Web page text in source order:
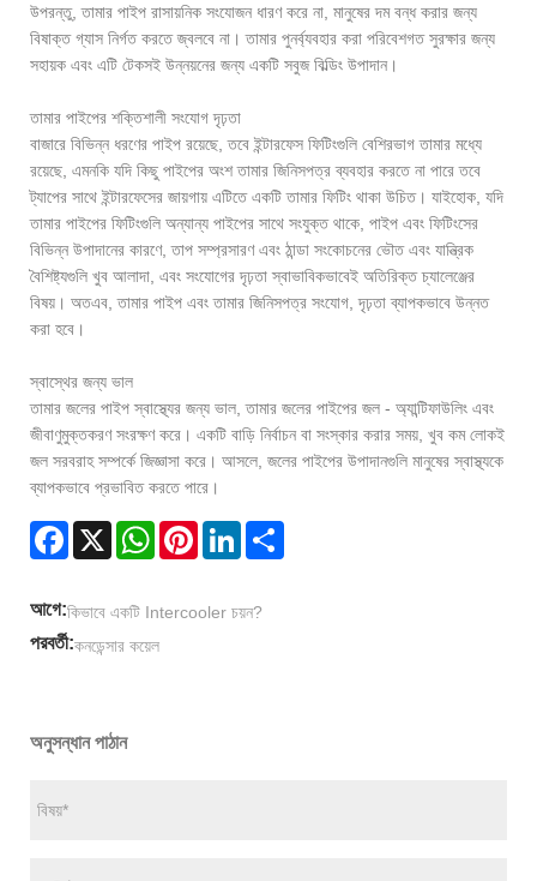
উপরন্তু, তামার পাইপ রাসায়নিক সংযোজন ধারণ করে না, মানুষের দম বন্ধ করার জন্য
বিষাক্ত গ্যাস নির্গত করতে জ্বলবে না। তামার পুনর্ব্যবহার করা পরিবেশগত সুরক্ষার জন্য
সহায়ক এবং এটি টেকসই উন্নয়নের জন্য একটি সবুজ বিল্ডিং উপাদান।
তামার পাইপের শক্তিশালী সংযোগ দৃঢ়তা
বাজারে বিভিন্ন ধরণের পাইপ রয়েছে, তবে ইন্টারফেস ফিটিংগুলি বেশিরভাগ তামার মধ্যে
রয়েছে, এমনকি যদি কিছু পাইপের অংশ তামার জিনিসপত্র ব্যবহার করতে না পারে তবে
ট্যাপের সাথে ইন্টারফেসের জায়গায় এটিতে একটি তামার ফিটিং থাকা উচিত। যাইহোক, যদি
তামার পাইপের ফিটিংগুলি অন্যান্য পাইপের সাথে সংযুক্ত থাকে, পাইপ এবং ফিটিংসের
বিভিন্ন উপাদানের কারণে, তাপ সম্প্রসারণ এবং ঠান্ডা সংকোচনের ভৌত এবং যান্ত্রিক
বৈশিষ্ট্যগুলি খুব আলাদা, এবং সংযোগের দৃঢ়তা স্বাভাবিকভাবেই অতিরিক্ত চ্যালেঞ্জের
বিষয়। অতএব, তামার পাইপ এবং তামার জিনিসপত্র সংযোগ, দৃঢ়তা ব্যাপকভাবে উন্নত
করা হবে।
স্বাস্থের জন্য ভাল
তামার জলের পাইপ স্বাস্থ্যের জন্য ভাল, তামার জলের পাইপের জল - অ্যান্টিফাউলিং এবং
জীবাণুমুক্তকরণ সংরক্ষণ করে। একটি বাড়ি নির্বাচন বা সংস্কার করার সময়, খুব কম লোকই
জল সরবরাহ সম্পর্কে জিজ্ঞাসা করে। আসলে, জলের পাইপের উপাদানগুলি মানুষের স্বাস্থ্যকে
ব্যাপকভাবে প্রভাবিত করতে পারে।
Facebook
X WhatsAppPinterestLinkedIn
আগে:কিভাবে একটি Intercooler চয়ন?
পরবর্তী:কনডেন্সার কয়েল
অনুসন্ধান পাঠান